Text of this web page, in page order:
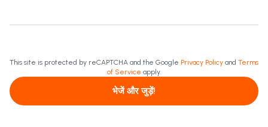
This site is protected by reCAPTCHA and the Google Privacy Policy and Terms
of Service apply.
भेजें और जुड़ें!